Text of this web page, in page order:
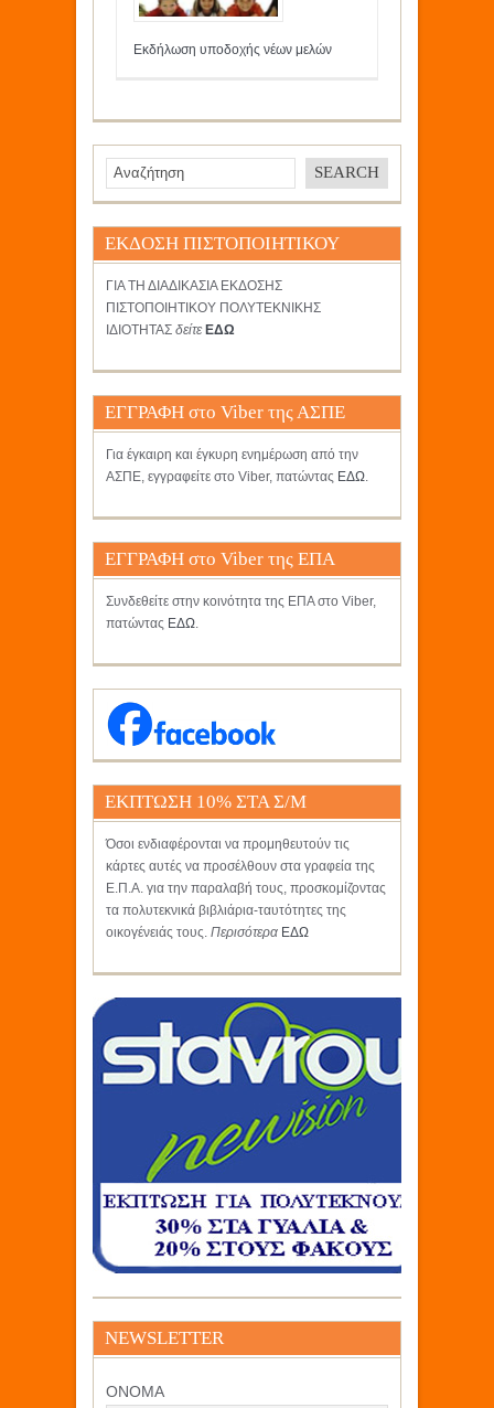
Εκδήλωση υποδοχής νέων μελών
ΕΚΔΟΣΗ ΠΙΣΤΟΠΟΙΗΤΙΚΟΥ
ΓΙΑ ΤΗ ΔΙΑΔΙΚΑΣΙΑ ΕΚΔΟΣΗΣ
ΠΙΣΤΟΠΟΙΗΤΙΚΟΥ ΠΟΛΥΤΕΚΝΙΚΗΣ
ΙΔΙΟΤΗΤΑΣ δείτε ΕΔΩ
ΕΓΓΡΑΦΗ στο Viber της ΑΣΠΕ
Για έγκαιρη και έγκυρη ενημέρωση από την
ΑΣΠΕ, εγγραφείτε στο Viber, πατώντας ΕΔΩ.
ΕΓΓΡΑΦΗ στο Viber της ΕΠΑ
Συνδεθείτε στην κοινότητα της ΕΠΑ στο Viber,
πατώντας ΕΔΩ.
ΕΚΠΤΩΣΗ 10% ΣΤΑ Σ/Μ
ΚΡΗΤΙΚΟΣ
Όσοι ενδιαφέρονται να προμηθευτούν τις
κάρτες αυτές να προσέλθουν στα γραφεία της
Ε.Π.Α. για την παραλαβή τους, προσκομίζοντας
τα πολυτεκνικά βιβλιάρια-ταυτότητες της
οικογένειάς τους. Περισότερα ΕΔΩ
NEWSLETTER
ΟΝΟΜΑ